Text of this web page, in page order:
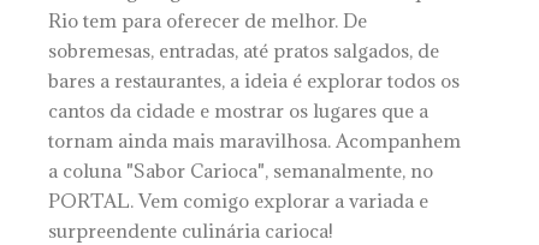
Rio tem para oferecer de melhor. De
sobremesas, entradas, até pratos salgados, de
bares a restaurantes, a ideia é explorar todos os
cantos da cidade e mostrar os lugares que a
tornam ainda mais maravilhosa. Acompanhem
a coluna "Sabor Carioca", semanalmente, no
PORTAL. Vem comigo explorar a variada e
surpreendente culinária carioca!